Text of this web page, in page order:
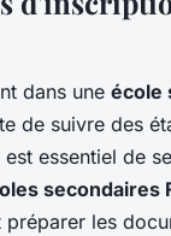
dans une école
de suivre des
essentiel de
secondaires
les